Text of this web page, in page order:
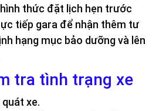
thức đặt lịch hẹn trước
tiếp gara để nhận thêm tư
hạng mục bảo dưỡng và lên
tra tình trạng xe
xe.